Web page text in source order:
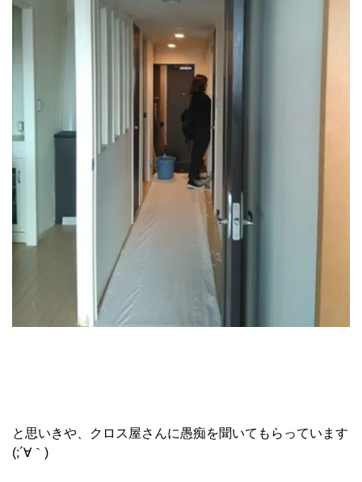
と思いきや、クロス屋さんに愚痴を聞いてもらっています
(;´∀｀)